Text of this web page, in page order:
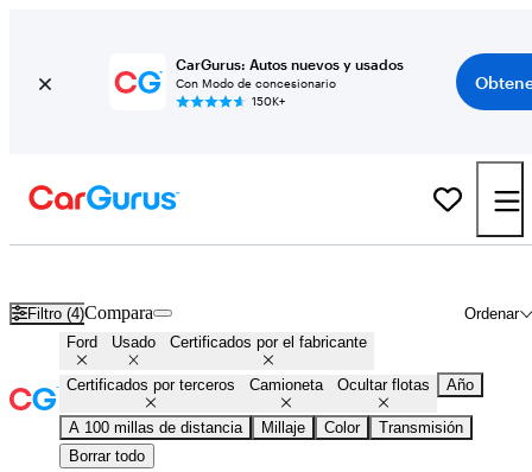
CarGurus: Autos nuevos y usados
Con Modo de concesionario
150K+
Filtro (4) Ordenar
Compara
Ford Usado Certificados por el fabricante
Certificados por terceros Camioneta Ocultar flotas Año
A 100 millas de distancia Millaje Color
Transmisión
Borrar todo